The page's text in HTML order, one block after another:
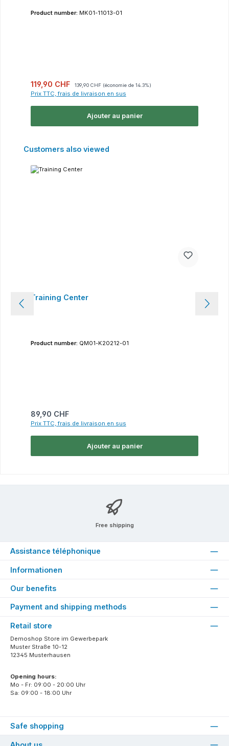
Product number: MK01-11013-01
Prix de vente :
119,90 CHF 139,90 CHF (économie de 14.3%)
Prix TTC, frais de livraison en sus
Ajouter au panier
Ignorer la galerie de produits
Customers also viewed
Training Center
Product number: QM01-K20212-01
Prix régulier :
89,90 CHF
Prix TTC, frais de livraison en sus
Ajouter au panier
Free shipping
Assistance téléphonique
Informationen
Our benefits
Payment and shipping methods
Safe shopping
Retail store
Demoshop Store im Gewerbepark
Muster Straße 10-12
12345 Musterhausen
Opening hours:
Mo - Fr: 09:00 - 20:00 Uhr
Sa: 09:00 - 18:00 Uhr